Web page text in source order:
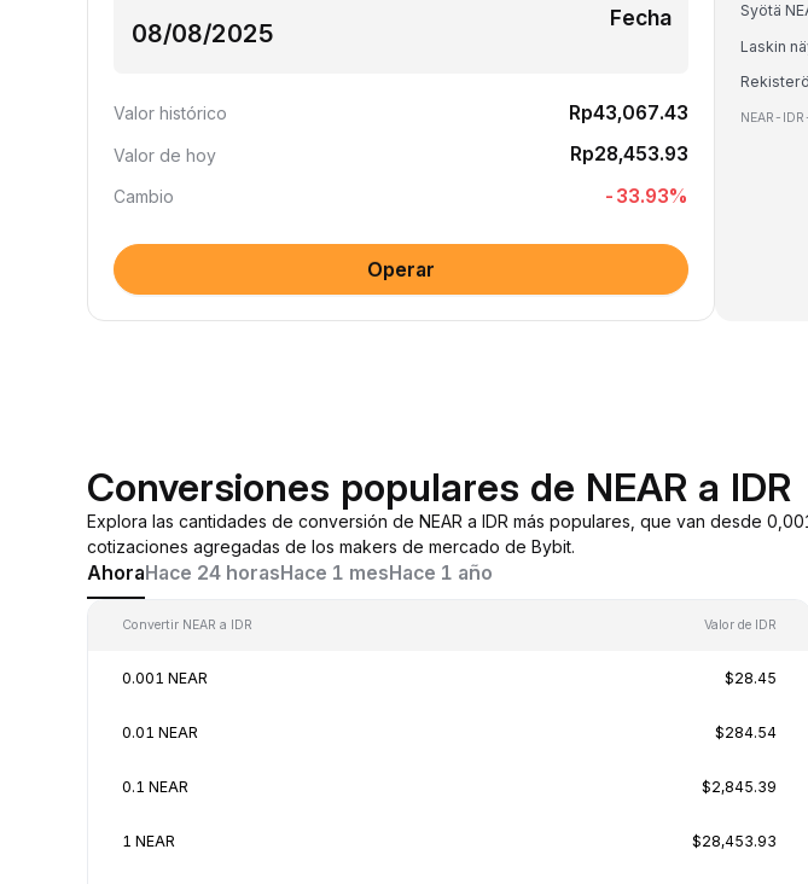
Fecha
Valor histórico Rp43,067.43
Valor de hoy Rp28,453.93
Cambio -33.93%
Operar
Syötä
Laskin
NEAR-
Conversiones populares de NEAR a IDR
Explora las cantidades de conversión de NEAR a IDR más populares, que van desde
cotizaciones agregadas de los makers de mercado de Bybit.
AhoraHace 24 horasHace 1 mesHace 1 año
Convertir NEAR a IDR Valor de IDR
0.001 NEAR $28.45
0.01 NEAR $284.54
0.1 NEAR $2,845.39
1 NEAR $28,453.93